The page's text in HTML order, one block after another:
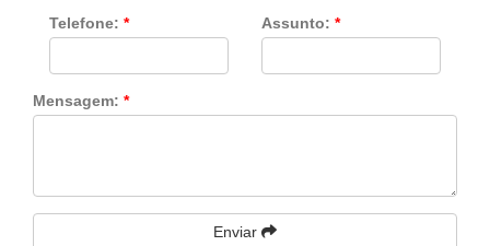
Telefone: * Assunto: *
Mensagem: *
Enviar